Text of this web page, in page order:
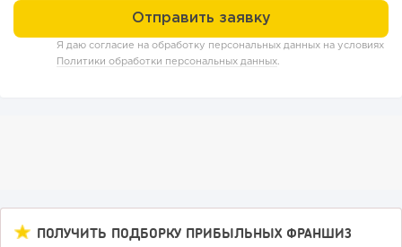
Я даю согласие на обработку персональных данных на условиях
Политики обработки персональных данных.
ПОЛУЧИТЬ ПОДБОРКУ ПРИБЫЛЬНЫХ ФРАНШИЗ